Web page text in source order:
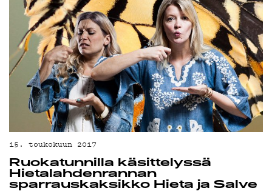
KIRJAUDU SISÄÄN
15. toukokuun 2017
Ruokatunnilla käsittelyssä
Hietalahdenrannan
sparrauskaksikko Hieta ja Salve